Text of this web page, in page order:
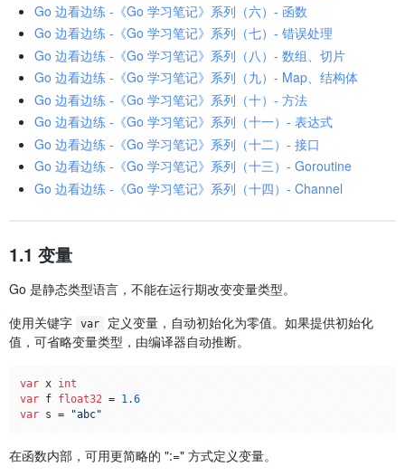
Go 边看边练 -《Go 学习笔记》系列（六）- 函数
Go 边看边练 -《Go 学习笔记》系列（七）- 错误处理
Go 边看边练 -《Go 学习笔记》系列（八）- 数组、切片
Go 边看边练 -《Go 学习笔记》系列（九）- Map、结构体
Go 边看边练 -《Go 学习笔记》系列（十）- 方法
Go 边看边练 -《Go 学习笔记》系列（十一）- 表达式
Go 边看边练 -《Go 学习笔记》系列（十二）- 接口
Go 边看边练 -《Go 学习笔记》系列（十三）- Goroutine
Go 边看边练 -《Go 学习笔记》系列（十四）- Channel
1.1 变量
Go 是静态类型语言，不能在运行期改变变量类型。
使用关键字
var
定义变量，自动初始化为零值。如果提供初始化
值，可省略变量类型，由编译器自动推断。
var x int
var f float32 = 1.6
var s = "abc"
在函数内部，可用更简略的 ":=" 方式定义变量。